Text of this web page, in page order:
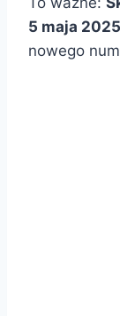
5 maja
nowego